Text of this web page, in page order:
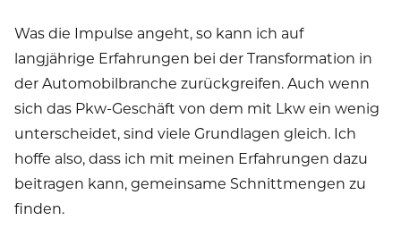
Was die Impulse angeht, so kann ich auf
langjährige Erfahrungen bei der Transformation in
der Automobilbranche zurückgreifen. Auch wenn
sich das Pkw-Geschäft von dem mit Lkw ein wenig
unterscheidet, sind viele Grundlagen gleich. Ich
hoffe also, dass ich mit meinen Erfahrungen dazu
beitragen kann, gemeinsame Schnittmengen zu
finden.